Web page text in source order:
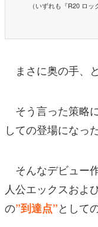
（いずれも『R20 ロ
まさに奥の手、
そう言った策略
しての登場になった
そんなデビュー
人公エックスおよ
の”到達点”として